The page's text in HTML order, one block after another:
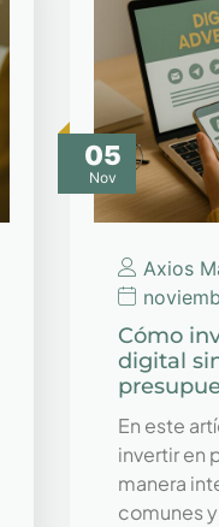
05
Nov
Axios
Cómo
digital
En este
invertir en
manera
comunes